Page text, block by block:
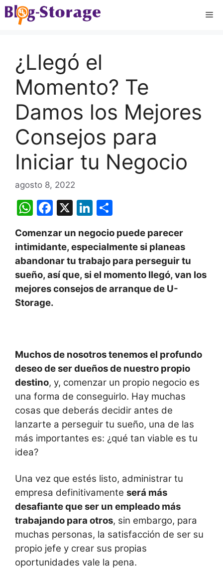
Saltar
al
¿Llegó el
Momento? Te
Damos los Mejores
Consejos para
Iniciar tu Negocio
agosto 8, 2022
W
at
s
A
p
p
F
c
e
b
o
o
X
Li
k
e
dI
n
m
p
ar
tir
Comenzar un negocio puede parecer
intimidante, especialmente si planeas
abandonar tu trabajo para perseguir tu
sueño, así que, si el momento llegó, van los
mejores consejos de arranque de U-
Storage.
Muchos de nosotros tenemos el profundo
deseo de ser dueños de nuestro propio
destino, y, comenzar un propio negocio es
una forma de conseguirlo. Hay muchas
cosas que deberás decidir antes de
lanzarte a perseguir tu sueño, una de las
más importantes es: ¿qué tan viable es tu
idea?
Una vez que estés listo, administrar tu
empresa definitivamente será más
desafiante que ser un empleado más
trabajando para otros, sin embargo, para
muchas personas, la satisfacción de ser su
propio jefe y crear sus propias
oportunidades vale la pena.